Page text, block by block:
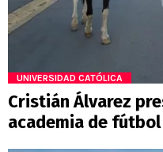
UNIVERSIDAD CATÓLICA
Cristián Álvarez
academia de